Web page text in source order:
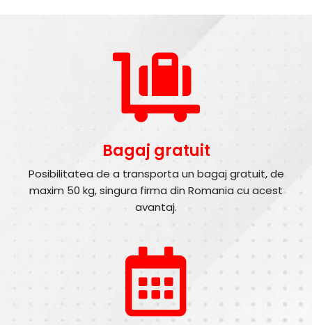
Bagaj gratuit
Posibilitatea de a transporta un bagaj gratuit, de
maxim 50 kg, singura firma din Romania cu acest
avantaj.